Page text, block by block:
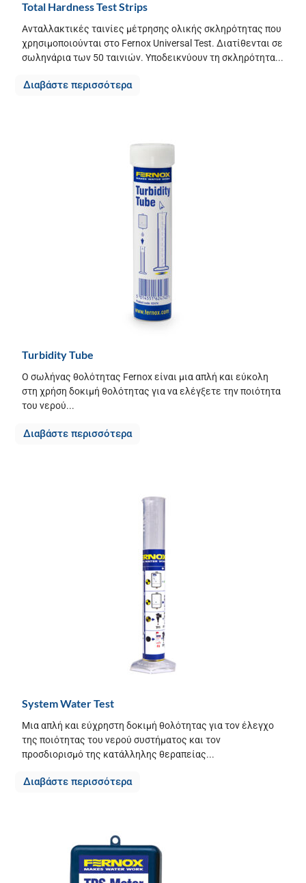
Total Hardness Test Strips
Ανταλλακτικές ταινίες μέτρησης ολικής σκληρότητας που
χρησιμοποιούνται στο Fernox Universal Test. Διατίθενται σε
σωληνάρια των 50 ταινιών. Υποδεικνύουν τη σκληρότητα...
Διαβάστε περισσότερα
Turbidity Tube
Ο σωλήνας θολότητας Fernox είναι μια απλή και εύκολη
στη χρήση δοκιμή θολότητας για να ελέγξετε την ποιότητα
του νερού...
Διαβάστε περισσότερα
System Water Test
Μια απλή και εύχρηστη δοκιμή θολότητας για τον έλεγχο
της ποιότητας του νερού συστήματος και τον
προσδιορισμό της κατάλληλης θεραπείας...
Διαβάστε περισσότερα